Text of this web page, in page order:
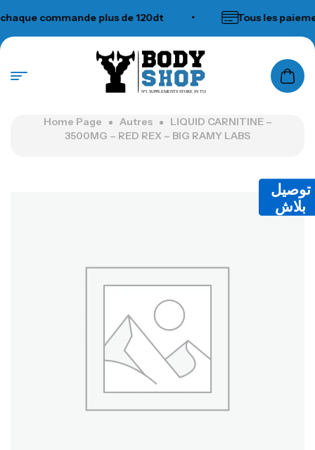
commande plus de 120dt Tous les
N°1 SUPPLEMENTS STORE IN TUNISIA
Home Page Autres
LIQUID CARNITINE –
3500MG – RED REX – BIG RAMY LABS
توصيل
بلاش